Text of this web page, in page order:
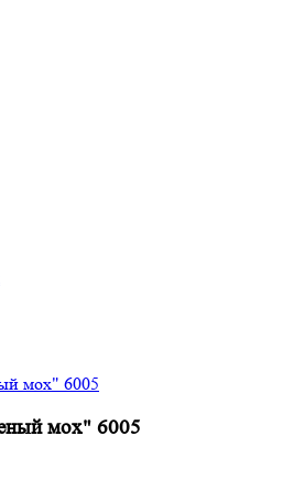
мох" 6005